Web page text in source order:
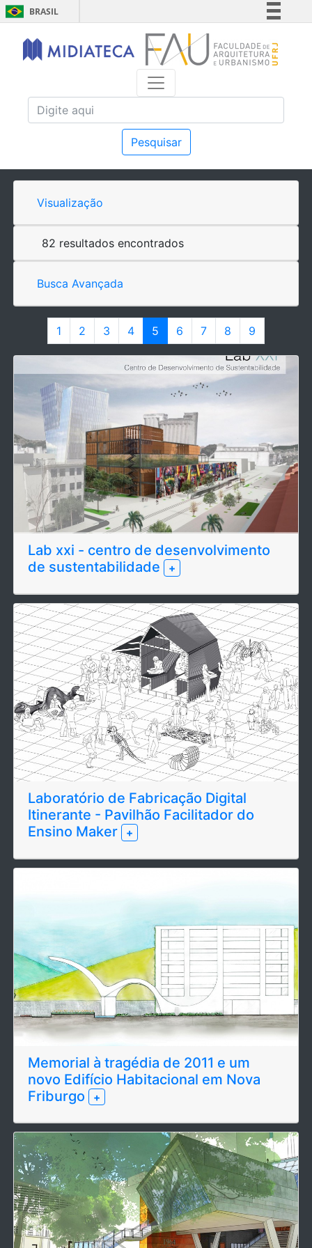
BRASIL
Simplifique!
Comunica BR
Acesso à informação
Pesquisar
Visualização
82 resultados encontrados
Busca Avançada
1 2 3 4 5 6 7 8 9
Lab xxi - centro de desenvolvimento
de sustentabilidade
+
Laboratório de Fabricação Digital
Itinerante - Pavilhão Facilitador do
Ensino Maker
+
Memorial à tragédia de 2011 e um
novo Edifício Habitacional em Nova
Friburgo
+